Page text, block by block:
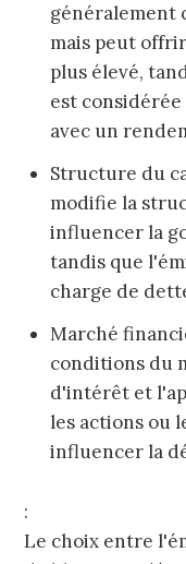
généralement
mais peut
plus élevé,
est
avec un
Structure du
modifie la
influencer la
tandis que
charge de
Marché
conditions du
d'intérêt et
les actions ou
influencer la
:
Le choix entre